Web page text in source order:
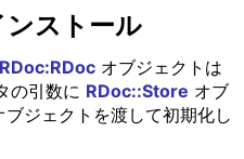
ストール
RDoc:RDocオブジェクトは
の引数に RDoc::Store オブ
ジェクトを渡して初期化し